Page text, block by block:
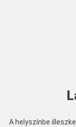
A helyszínbe